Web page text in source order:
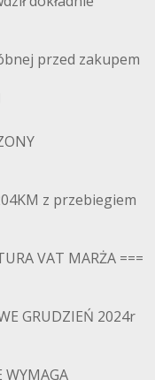
przed zakupem
z przebiegiem
VAT MARŻA ===
GRUDZIEŃ 2024r
WYMAGA